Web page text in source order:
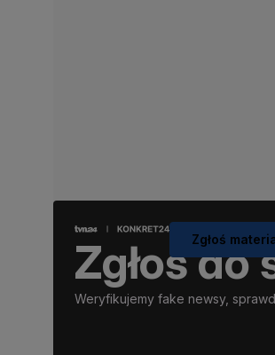
Zgłoś do
Weryfikujemy fake newsy,
Zgłoś